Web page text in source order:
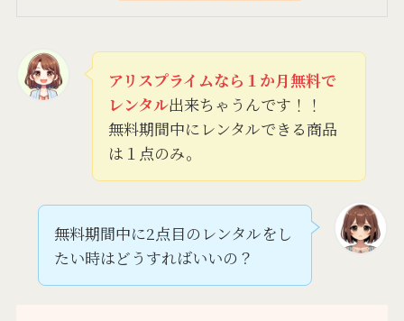
アリスプライムなら１か月無料で
レンタル出来ちゃうんです！！
無料期間中にレンタルできる商品
は１点のみ。
無料期間中に2点目のレンタルをし
たい時はどうすればいいの？